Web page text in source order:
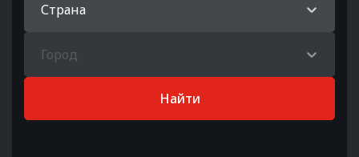
Страна
Город
Найти